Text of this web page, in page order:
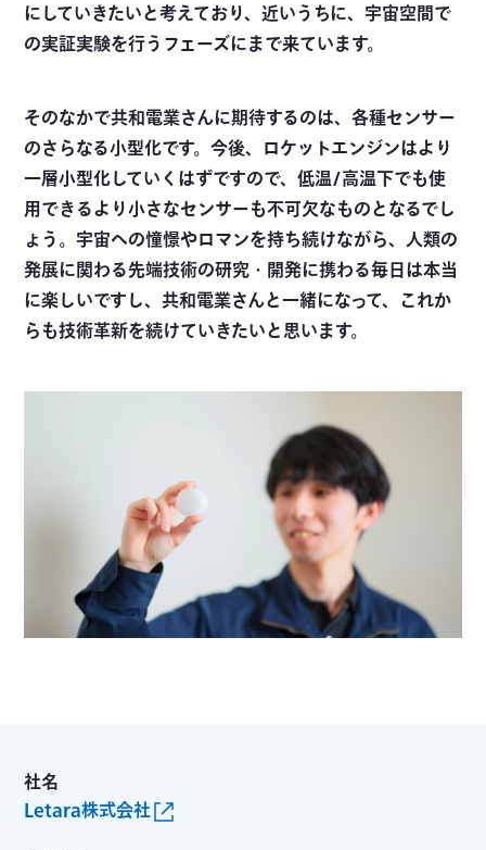
にしていきたいと考えており、近いうちに、宇宙空間で
の実証実験を行うフェーズにまで来ています。
そのなかで共和電業さんに期待するのは、各種センサー
のさらなる小型化です。今後、ロケットエンジンはより
一層小型化していくはずですので、低温/高温下でも使
用できるより小さなセンサーも不可欠なものとなるでし
ょう。宇宙への憧憬やロマンを持ち続けながら、人類の
発展に関わる先端技術の研究・開発に携わる毎日は本当
に楽しいですし、共和電業さんと一緒になって、これか
らも技術革新を続けていきたいと思います。
社名
Letara株式会社